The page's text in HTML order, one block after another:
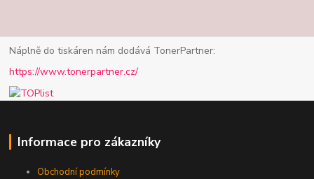
Náplně do tiskáren nám dodává TonerPartner:
https://www.tonerpartner.cz/
Informace pro zákazníky
Obchodní podmínky